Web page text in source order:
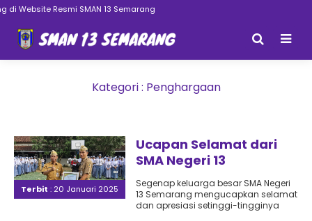
Website Resmi SMAN 13 Semarang
Kategori : Penghargaan
Terbit : 20 Januari 2025
Ucapan Selamat dari
SMA Negeri 13
Semarang untuk Bapak
Dr. Widodo, S.Pd., M.Pd.
Segenap keluarga besar SMA Negeri
13 Semarang mengucapkan selamat
dan apresiasi setinggi-tingginya